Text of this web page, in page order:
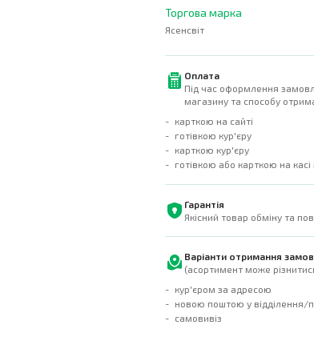
Торгова марка
Ясенсвіт
Оплата
Під час оформлення
магазину та способу
карткою на сайті
готівкою кур'єру
карткою кур'єру
готівкою або карткою на
Гарантія
Якісний товар обміну та
Варіанти отримання
(асортимент може
кур'єром за адресою
новою поштою у відділення/
самовивіз